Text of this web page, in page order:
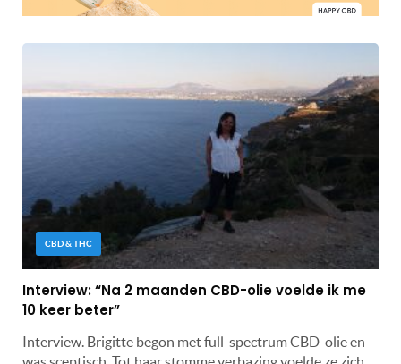
CBD & THC
Interview: “Na 2 maanden CBD-olie voelde ik me
10 keer beter”
Interview. Brigitte begon met full-spectrum CBD-olie en